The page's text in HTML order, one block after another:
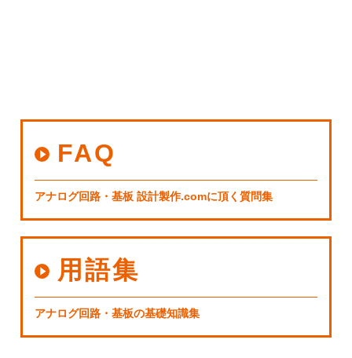
FAQ
アナログ回路・基板 設計製作.comに頂く質問集
用語集
アナログ回路・基板の基礎知識集